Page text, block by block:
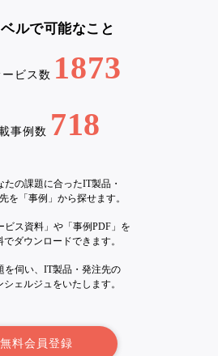
ルで可能なこと
ビス数 1873
事例数 718
たの課題に合ったIT製品・
を「事例」から探せます。
ビス資料」や「事例PDF」を
でダウンロードできます。
を伺い、IT製品・発注先の
シェルジュをいたします。
無料会員登録